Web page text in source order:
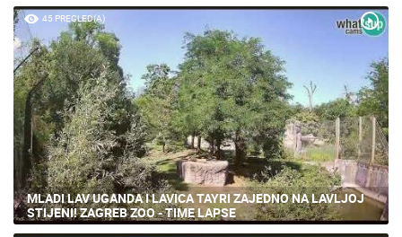
45 PREGLED(A)
MLADI LAV UGANDA I LAVICA TAYRI ZAJEDNO NA LAVLJOJ
STIJENI! ZAGREB ZOO - TIME LAPSE